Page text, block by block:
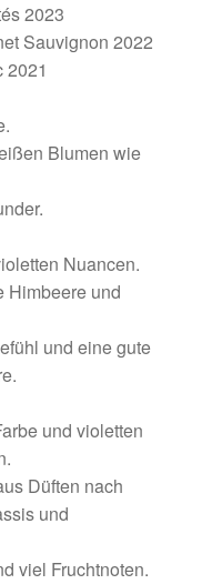
2023
Sauvignon 2022
2021
Blumen wie
Nuancen.
Himbeere und
und eine gute
und violetten
Düften nach
und
viel Fruchtnoten.